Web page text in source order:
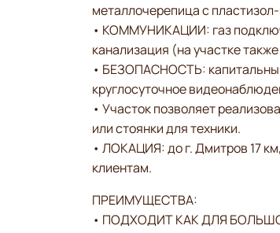
металлочерепица с
• КОММУНИКАЦИИ: газ
канализация (на участке
• БЕЗОПАСНОСТЬ:
круглосуточное
• Участок позволяет
или стоянки для техники.
• ЛОКАЦИЯ: до г. Дмитров 17
клиентам.
ПРЕИМУЩЕСТВА:
• ПОДХОДИТ КАК ДЛЯ